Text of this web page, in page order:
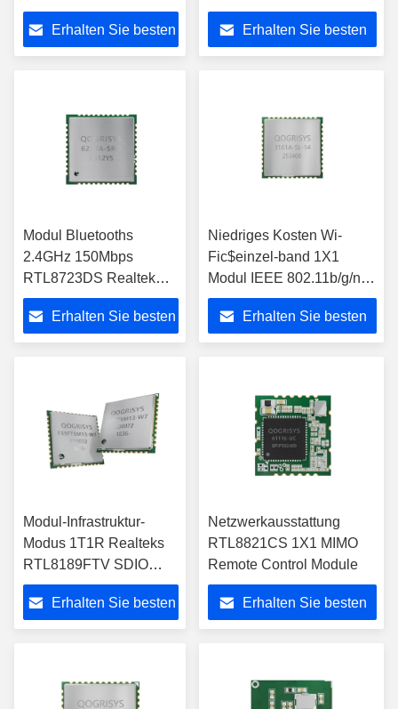
Erhalten Sie besten
der geringen Energie
Erhalten Sie besten
Modul Bluetooths
2.4GHz 150Mbps
RTL8723DS Realtek
WiFi
Erhalten Sie besten
Niedriges Kosten Wi-
Fic$einzel-band 1X1
Modul IEEE 802.11b/g/n
Modul-Hi3861L SDIO WiFi
Erhalten Sie besten
Modul-Infrastruktur-
Modus 1T1R Realteks
RTL8189FTV SDIO
WiFi
Erhalten Sie besten
Netzwerkausstattung
RTL8821CS 1X1 MIMO
Remote Control Module
Erhalten Sie besten